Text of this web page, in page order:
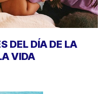
DEL DÍA DE LA
VIDA